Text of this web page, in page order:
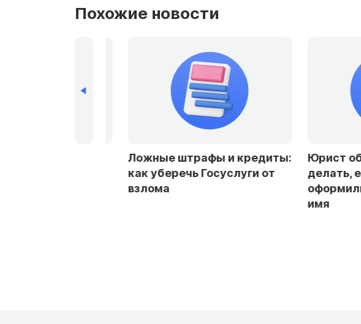
Похожие новости
Ложные штрафы и кредиты:
как уберечь Госуслуги от
взлома
Юрист
делать,
оформили